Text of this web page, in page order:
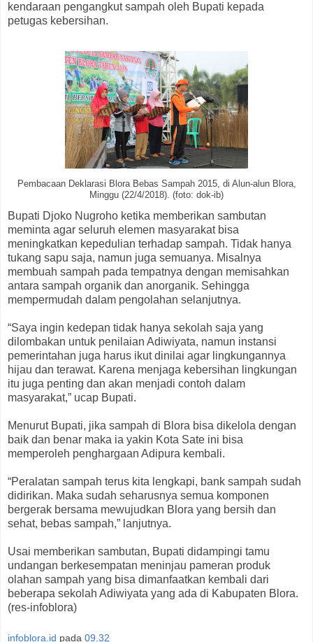
kendaraan pengangkut sampah oleh Bupati kepada
petugas kebersihan.
Pembacaan Deklarasi Blora Bebas Sampah 2015, di Alun-alun Blora,
Minggu (22/4/2018). (foto: dok-ib)
Bupati Djoko Nugroho ketika memberikan sambutan
meminta agar seluruh elemen masyarakat bisa
meningkatkan kepedulian terhadap sampah. Tidak hanya
tukang sapu saja, namun juga semuanya. Misalnya
membuah sampah pada tempatnya dengan memisahkan
antara sampah organik dan anorganik. Sehingga
mempermudah dalam pengolahan selanjutnya.
“Saya ingin kedepan tidak hanya sekolah saja yang
dilombakan untuk penilaian Adiwiyata, namun instansi
pemerintahan juga harus ikut dinilai agar lingkungannya
hijau dan terawat. Karena menjaga kebersihan lingkungan
itu juga penting dan akan menjadi contoh dalam
masyarakat,” ucap Bupati.
Menurut Bupati, jika sampah di Blora bisa dikelola dengan
baik dan benar maka ia yakin Kota Sate ini bisa
memperoleh penghargaan Adipura kembali.
“Peralatan sampah terus kita lengkapi, bank sampah sudah
didirikan. Maka sudah seharusnya semua komponen
bergerak bersama mewujudkan Blora yang bersih dan
sehat, bebas sampah,” lanjutnya.
Usai memberikan sambutan, Bupati didampingi tamu
undangan berkesempatan meninjau pameran produk
olahan sampah yang bisa dimanfaatkan kembali dari
beberapa sekolah Adiwiyata yang ada di Kabupaten Blora.
(res-infoblora)
infoblora.id pada 09.32